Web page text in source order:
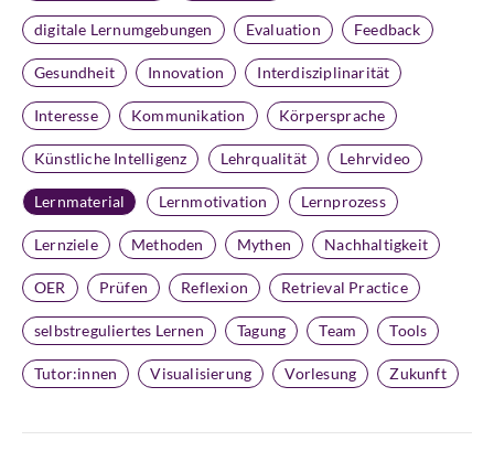
digitale Lernumgebungen Evaluation Feedback
Gesundheit Innovation Interdisziplinarität
Interesse Kommunikation Körpersprache
Künstliche Intelligenz Lehrqualität Lehrvideo
Lernmaterial Lernmotivation Lernprozess
Lernziele Methoden Mythen Nachhaltigkeit
OER Prüfen Reflexion Retrieval Practice
selbstreguliertes Lernen Tagung Team Tools
Tutor:innen Visualisierung Vorlesung Zukunft